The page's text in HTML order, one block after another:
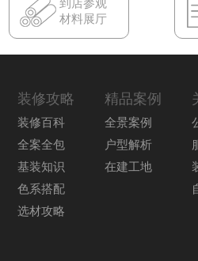
到店参观
材料展厅
装修攻略
装修百科
全案全包
基装知识
色系搭配
选材攻略
精品案例
全景案例
户型解析
在建工地